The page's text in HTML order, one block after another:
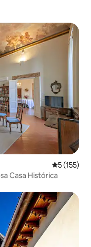
5 (155)
Casa Histórica